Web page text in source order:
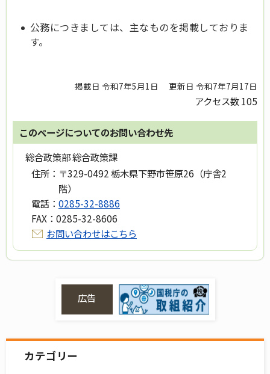
公務につきましては、主なものを掲載しておりま
す。
掲載日 令和7年5月1日 更新日 令和7年7月17日
アクセス数105
このページについてのお問い合わせ先
総合政策部 総合政策課
住所： 〒329-0492 栃木県下野市笹原26（庁舎2
階）
電話： 0285-32-8886
FAX： 0285-32-8606
お問い合わせはこちら
広告
カテゴリー